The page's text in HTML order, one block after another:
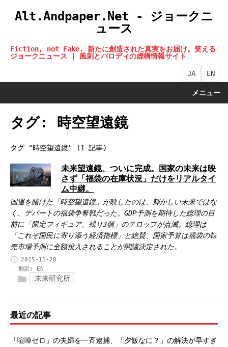
Alt.Andpaper.Net - ジョークニ
ュース
Fiction, not Fake. 新たに創造された真実をお届け。笑える
ジョークニュース | 風刺とパロディの虚構情報サイト
JA EN
メニュー
タグ: 時空望遠鏡
タグ "時空望遠鏡" (1 記事)
未来望遠鏡、ついに完成。国家の未来は映
さず「福袋の在庫状況」だけをリアルタイ
ム中継。
国運を賭けた「時空望遠鏡」が映したのは、輝かしい未来ではな
く、デパートの福袋争奪戦だった。GDP予測を期待した総理の目
前に「限定フィギュア、残り3個」のテロップが点滅。総理は
「これぞ国民に寄り添う経済指標」と絶賛、国家予算は福袋の転
売市場予測に全額投入されることが閣議決定された。
2025-11-28
翻訳: EN
未来研究所
最近の記事
「喧嘩ゼロ」の夫婦を一斉逮捕、「夕飯なに？」の解決が早すぎ